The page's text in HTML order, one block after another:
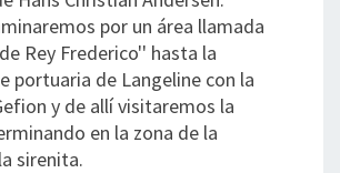
por un área llamada
Rey Frederico'' hasta la
portuaria de Langeline con la
y de allí visitaremos la
en la zona de la
sirenita.